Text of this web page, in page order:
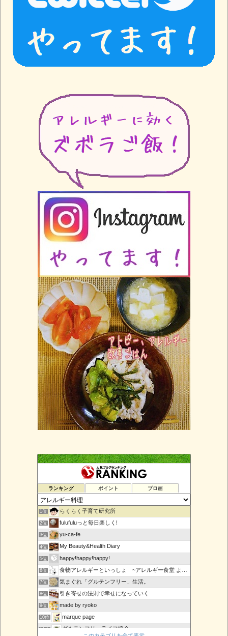
ランキング ポイント ブロ画
1位 らくらく子育て研究所
2位 fulufuluっと毎日楽しく!
3位 yu-ca-fe
4位 My Beauty&Health Diary
5位 happy!happy!happy!
6位 食物アレルギーといっしょ ~アレルギー食堂 よってんべぇ~
7位 気まぐれ「グルテンフリー」生活。
8位 引き寄せの法則で幸せになっていく
9位 made by ryoko
10位 marque page
11位
グルテンフリーライフ協会